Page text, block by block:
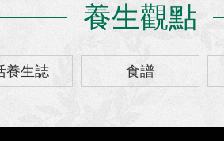
養生觀點
養生誌 食譜